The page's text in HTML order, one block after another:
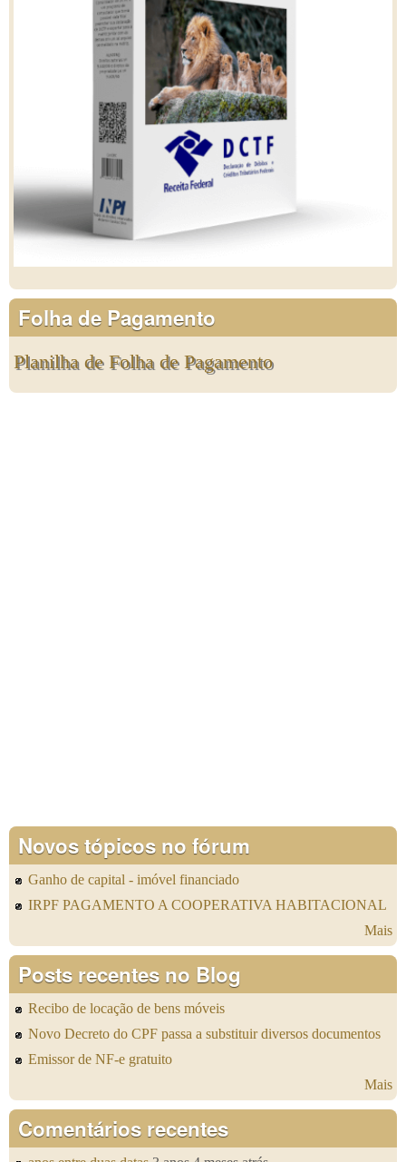
Folha de Pagamento
Planilha de Folha de Pagamento
Novos tópicos no fórum
Ganho de capital - imóvel financiado
IRPF PAGAMENTO A COOPERATIVA HABITACIONAL
Mais
Posts recentes no Blog
Recibo de locação de bens móveis
Novo Decreto do CPF passa a substituir diversos documentos
Emissor de NF-e gratuito
Mais
Comentários recentes